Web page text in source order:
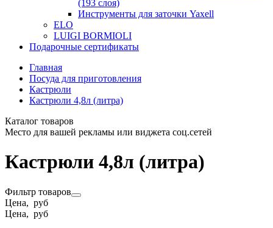
(193 слоя)
Инструменты для заточки Yaxell
ELO
LUIGI BORMIOLI
Подарочные сертификаты
Главная
Посуда для приготовления
Кастрюли
Кастрюли 4,8л (литра)
Каталог товаров
Место для вашей рекламы или виджета соц.сетей
Кастрюли 4,8л (литра)
Фильтр товаров
Цена, руб
Цена, руб